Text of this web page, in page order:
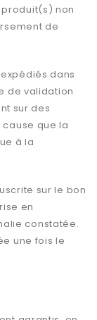
non
de
dans
de validation
sur des
que la
à la
sur le bon
en
constatée.
une fois le